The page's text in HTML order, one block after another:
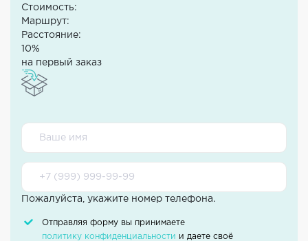
Стоимость:
Маршрут:
Расстояние:
10%
на первый заказ
Пожалуйста, укажите номер телефона.
Отправляя форму вы принимаете
политику конфиденциальности и даете своё